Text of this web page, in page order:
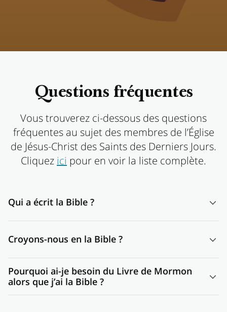
Questions fréquentes
Vous trouverez ci-dessous des questions
fréquentes au sujet des membres de l’Église
de Jésus-Christ des Saints des Derniers Jours.
Cliquez ici pour en voir la liste complète.
Qui a écrit la Bible ?
prophètes. Dieu a parlé à des prophètes tels que Moïse et
constituent l’Ancien Testament. Le Nouveau Testament est
un recueil de récits rapportés par des disciples de Jésus,
ainsi que de lettres de Paul et d’autres apôtres. Plus tard,
Croyons-nous en la Bible ?
sacré, et sa lecture est nécessaire pour une vie heureuse.
En plus de la Bible, nous trouvons aussi l’inspiration dans
Pourquoi ai-je besoin du Livre de Mormon
alors que j’ai la Bible ?